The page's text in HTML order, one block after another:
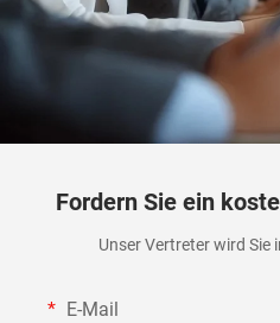
Fordern Sie ein
Unser Vertreter wird Sie
E-Mail